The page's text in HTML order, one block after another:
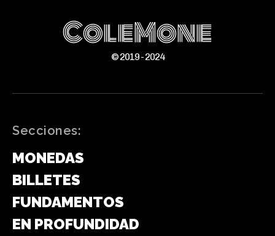
ColeMone
© 2019 - 2024
Secciones:
MONEDAS
BILLETES
FUNDAMENTOS
EN PROFUNDIDAD